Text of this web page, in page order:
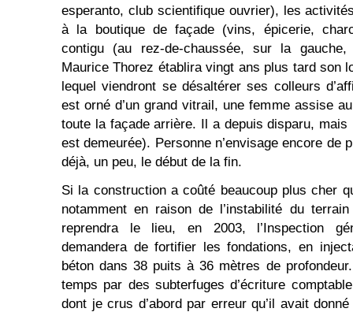
esperanto, club scientifique ouvrier), les
à la boutique de façade (vins, épicerie,
contigu (au rez-de-chaussée, sur la
Maurice Thorez établira vingt ans plus tard son
lequel viendront se désaltérer ses colleurs
est orné d’un grand vitrail, une femme assise
toute la façade arrière. Il a depuis disparu, mais
est demeurée). Personne n’envisage encore de
déjà, un peu, le début de la fin.
Si la construction a coûté beaucoup plus cher
notamment en raison de l’instabilité du
reprendra le lieu, en 2003, l’Inspection
demandera de fortifier les fondations, en
béton dans 38 puits à 36 mètres de
temps par des subterfuges d’écriture
dont je crus d’abord par erreur qu’il avait